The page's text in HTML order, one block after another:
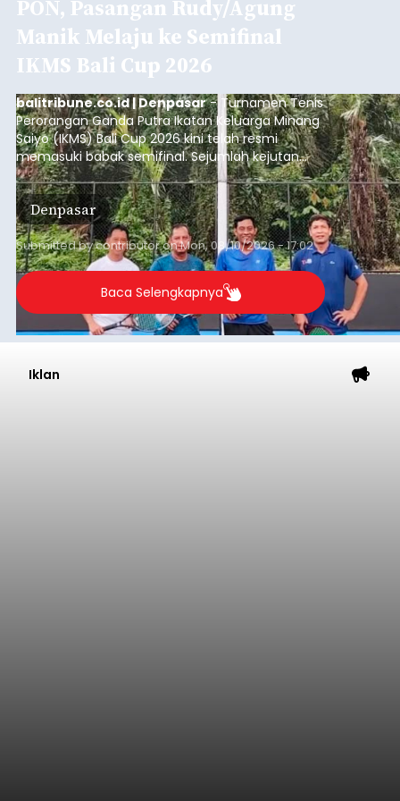
PON, Pasangan Rudy/Agung
Manik Melaju ke Semifinal
IKMS Bali Cup 2026
balitribune.co.id | Denpasar- Turnamen Tenis
Perorangan Ganda Putra Ikatan Keluarga Minang
Saiyo (IKMS) Bali Cup 2026 kini telah resmi
memasuki babak semifinal. Sejumlah kejutan
mewarnai babak delapan besar yang digelar di
Lapangan Tenis Telkom Denpasar pada Minggu,
9 Agustus 2026.
Denpasar
Submitted bycontributoronMon, 08/10/2026 - 17:02
Baca Selengkapnya
Iklan